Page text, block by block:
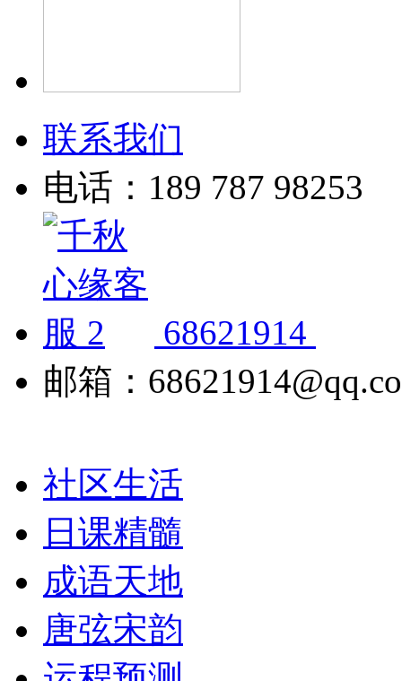
联系我们
电话：189 787 98253
68621914
邮箱：
社区生活
日课精髓
成语天地
唐弦宋韵